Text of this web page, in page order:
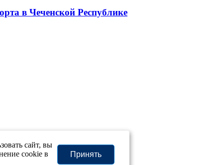
в Чеченской Республике
сайт, вы
cookie в
Принять